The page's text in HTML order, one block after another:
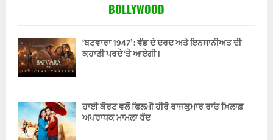
BOLLYWOOD
‘ਬਟਵਾਰਾ 1947’ : ਵੰਡ ਦੇ ਦਰਦ ਅਤੇ ਇਨਸਾਨੀਅਤ ਦੀ
ਕਹਾਣੀ ਪਰਦੇ ‘ਤੇ ਆਏਗੀ !
ਹਾਈ ਕੋਰਟ ਵਲੋਂ ਫਿਲਮੀ ਹੀਰੋ ਰਾਜਕੁਮਾਰ ਰਾਓ ਖ਼ਿਲਾਫ਼
ਅਪਰਾਧਕ ਮਾਮਲਾ ਰੱਦ